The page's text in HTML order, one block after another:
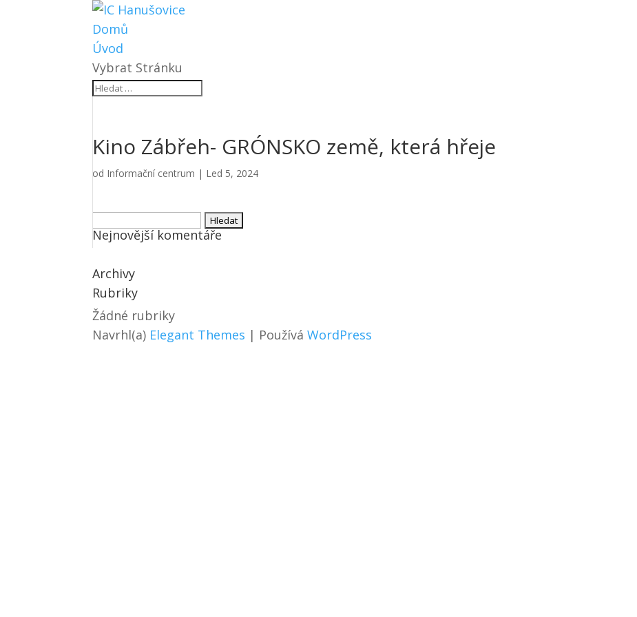
Domů
Úvod
Vybrat Stránku
Kino Zábřeh- GRÓNSKO země, která hřeje
od Informační centrum | Led 5, 2024
Vyhledávání
Nejnovější komentáře
Archivy
Rubriky
Žádné rubriky
Navrhl(a) Elegant Themes | PoužíváWordPress